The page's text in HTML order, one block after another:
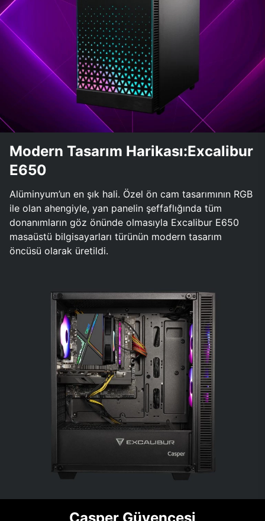
Modern Tasarım Harikası:Excalibur
E650
Alüminyum’un en şık hali. Özel ön cam tasarımının RGB
ile olan ahengiyle, yan panelin şeffaflığında tüm
donanımların göz önünde olmasıyla Excalibur E650
masaüstü bilgisayarları türünün modern tasarım
öncüsü olarak üretildi.